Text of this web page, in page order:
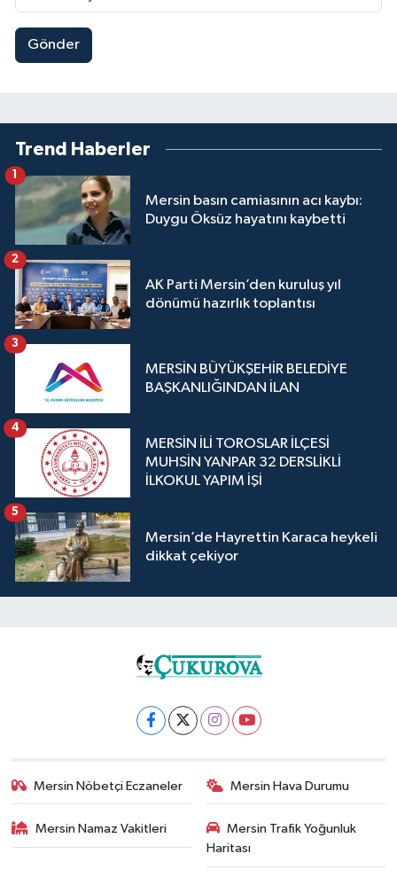
Gönder
Trend Haberler
Mersin basın camiasının acı kaybı:
Duygu Öksüz hayatını kaybetti
1
AK Parti Mersin’den kuruluş yıl
dönümü hazırlık toplantısı
2
MERSİN BÜYÜKŞEHİR BELEDİYE
BAŞKANLIĞINDAN İLAN
3
MERSİN İLİ TOROSLAR İLÇESİ
MUHSİN YANPAR 32 DERSLİKLİ
İLKOKUL YAPIM İŞİ
4
Mersin’de Hayrettin Karaca heykeli
dikkat çekiyor
5
Mersin Nöbetçi Eczaneler Mersin Hava Durumu
Mersin Namaz Vakitleri
Mersin Trafik Yoğunluk
Haritası